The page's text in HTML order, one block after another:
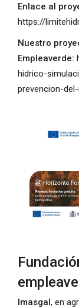
Enlace al
https://
Nuestro
Empleaverde:
hidrico-
prevencion-
Imasgal, en